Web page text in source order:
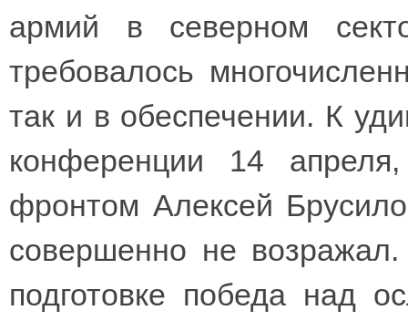
армий в северном
требовалось
так и в обеспечении. К
конференции 14
фронтом Алексей
совершенно не
подготовке победа над